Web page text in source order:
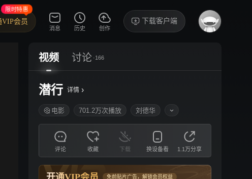
VIP会员
限时特惠
消息 历史 创作
下载客户端
视频 讨论 ·166
潜行 详情 ›
电影 701.2万次播放 刘德华
评论 收藏 下载 换设备看 1.1万分享
开通VIP会员 免前贴片广告，解锁会员权益